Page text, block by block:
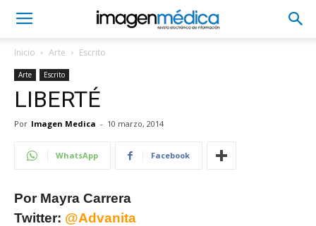
Inicio Arte Escrito
Arte Escrito
LIBERTÉ
Por Imagen Medica - 10 marzo, 2014
WhatsApp Facebook
Por Mayra Carrera
Twitter: @Advanita